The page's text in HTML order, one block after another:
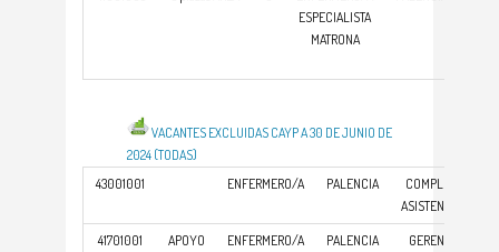
ESPECIALISTA
MATRONA
VACANTES EXCLUIDAS CAYP A 30 DE JUNIO DE
2024 (TODAS)
43001001
ENFERMERO/A PALENCIA
COMPLEJO
ASISTENCIAL
41701001 APOYO ENFERMERO/A PALENCIA
GERENCIA